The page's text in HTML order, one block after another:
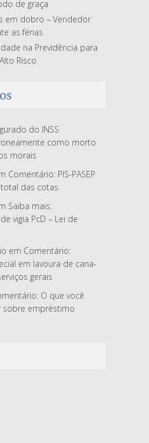
de graça
em dobro – Vendedor
as férias
na Previdência para
Risco
do INSS
como morto
morais
Comentário: PIS-PASEP
das cotas
Saiba mais:
vigia PcD – Lei de
em Comentário:
em lavoura de cana-
gerais
O que você
sobre empréstimo